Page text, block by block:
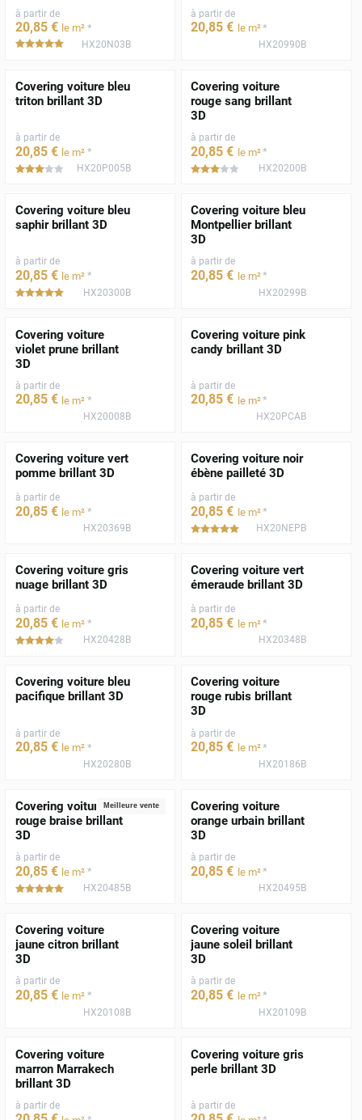
à partir de
20,85 € le m² *
*****HX20N03B
à partir de
20,85 € le m²*
HX20990B
Covering voiture bleu
triton brillant 3D
à partir de
20,85 € le m² *
***** HX20P005B
Covering voiture
rouge sang brillant
3D
à partir de
20,85 € le m²*
***** HX20200B
Covering voiture bleu
saphir brillant 3D
à partir de
20,85 € le m² *
*****HX20300B
Covering voiture bleu
Montpellier brillant
3D
à partir de
20,85 € le m²*
HX20299B
Covering voiture
violet prune brillant
3D
à partir de
20,85 € le m² *
HX20008B
Covering voiture pink
candy brillant 3D
à partir de
20,85 € le m²*
HX20PCAB
Covering voiture vert
pomme brillant 3D
à partir de
20,85 € le m² *
HX20369B
Covering voiture noir
ébène pailleté 3D
à partir de
20,85 € le m²*
*****HX20NEPB
Covering voiture gris
nuage brillant 3D
à partir de
20,85 € le m² *
***** HX20428B
Covering voiture vert
émeraude brillant 3D
à partir de
20,85 € le m²*
HX20348B
Covering voiture bleu
pacifique brillant 3D
à partir de
20,85 € le m² *
HX20280B
Covering voiture
rouge rubis brillant
3D
à partir de
20,85 € le m²*
HX20186B
Meilleure vente
Covering voiture
rouge braise brillant
3D
à partir de
20,85 € le m² *
*****HX20485B
Covering voiture
orange urbain brillant
3D
à partir de
20,85 € le m²*
HX20495B
Covering voiture
jaune citron brillant
3D
à partir de
20,85 € le m² *
HX20108B
Covering voiture
jaune soleil brillant
3D
à partir de
20,85 € le m²*
HX20109B
Covering voiture
marron Marrakech
brillant 3D
à partir de
Covering voiture gris
perle brillant 3D
à partir de